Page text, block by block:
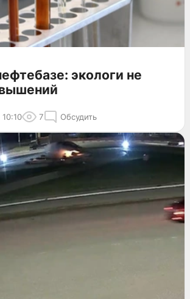
экологи не
7 Обсудить